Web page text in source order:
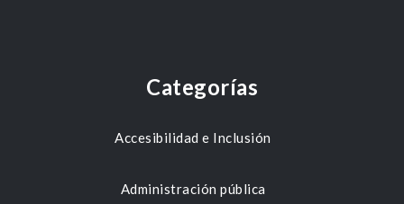
Categorías
Accesibilidad e Inclusión
Administración pública